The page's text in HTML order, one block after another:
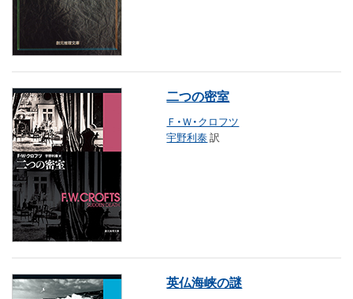
二つの密室
Ｆ・Ｗ・クロフツ
宇野利泰訳
英仏海峡の謎